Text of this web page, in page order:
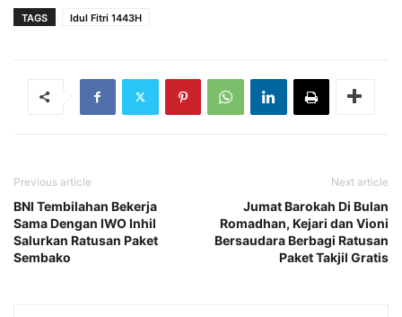
TAGS Idul Fitri 1443H
Previous article
BNI Tembilahan Bekerja
Sama Dengan IWO Inhil
Salurkan Ratusan Paket
Sembako
Next article
Jumat Barokah Di Bulan
Romadhan, Kejari dan Vioni
Bersaudara Berbagi Ratusan
Paket Takjil Gratis